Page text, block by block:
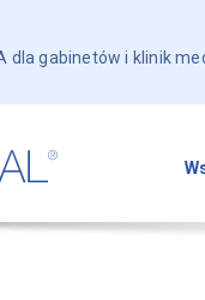
dla gabinetów i klinik